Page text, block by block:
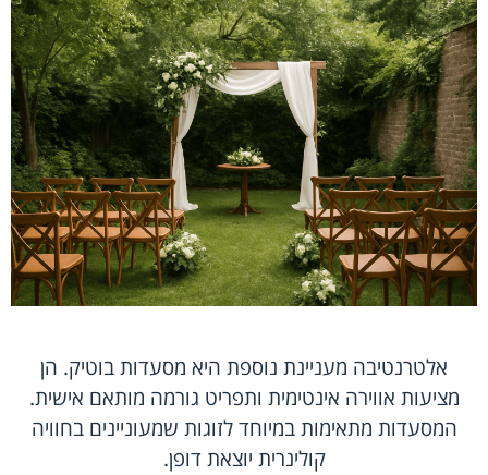
אלטרנטיבה מעניינת נוספת היא מסעדות בוטיק. הן
מציעות אווירה אינטימית ותפריט גורמה מותאם אישית.
המסעדות מתאימות במיוחד לזוגות שמעוניינים בחוויה
קולינרית יוצאת דופן.